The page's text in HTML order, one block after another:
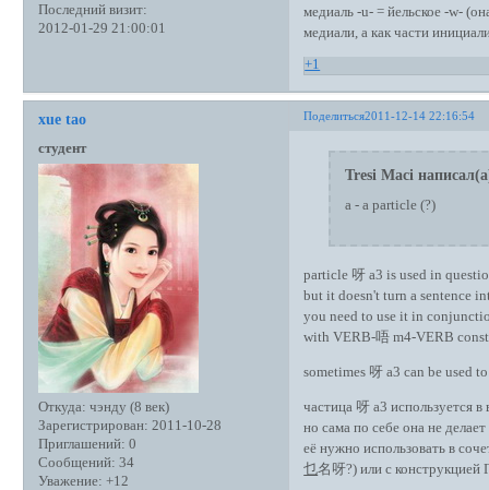
Последний визит:
2012-01-29 21:00:01
медиаль -u- = йельское -w-
медиали, а как части
+1
Поделиться2011-12-14 22:16:54
xue tao
студент
Откуда: чэнду (8 век)
Зарегистрирован: 2011-10-28
Приглашений: 0
Сообщений: 34
Уважение: +12
Tresi Maci
a - a particle (?)
particle 呀 a3 is used in
but it doesn't turn a sentence
you need to use it in
with VERB-唔 m4-VERB
sometimes 呀 a3 can be used
частица 呀 a3 используется
но сама по себе она не
её нужно использовать в
乜名呀?) или с